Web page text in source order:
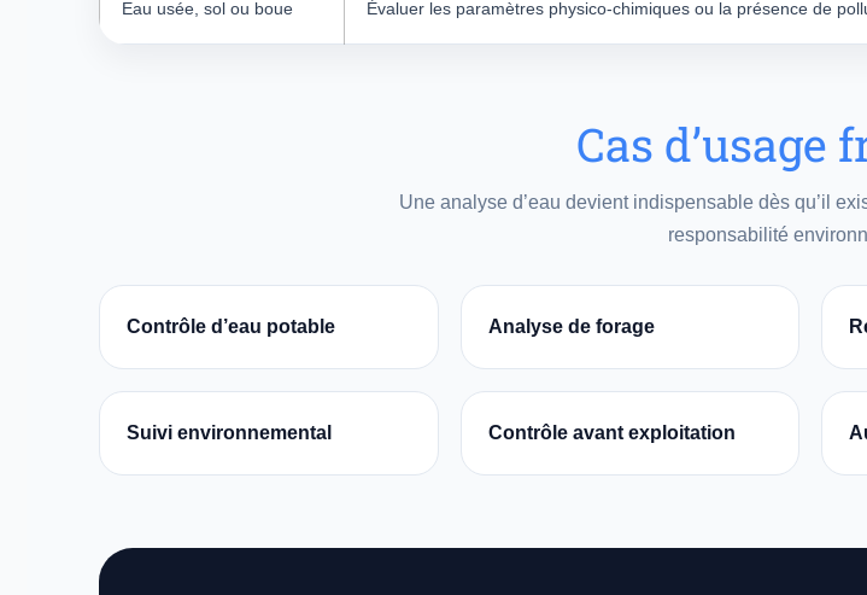
Eau usée, sol ou boue Évaluer les paramètres physico-chimiques ou la présence de
Cas d’usage
Une analyse d’eau devient indispensable dès qu’il
responsabilité
Contrôle d’eau potable Analyse de forage
Suivi environnemental Contrôle avant exploitation